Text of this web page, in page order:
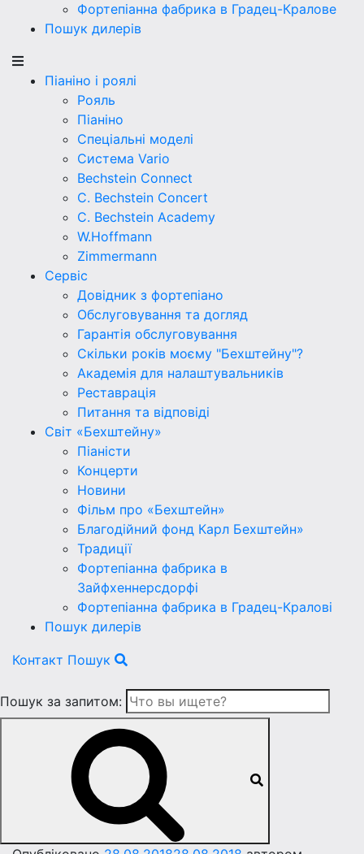
Фортепіанна фабрика в Градец-Кралове
Пошук дилерів
Піаніно і роялі
Рояль
Піаніно
Спеціальні моделі
Система Vario
Bechstein Connect
C. Bechstein Concert
C. Bechstein Academy
W.Hoffmann
Zimmermann
Сервіс
Довідник з фортепіано
Обслуговування та догляд
Гарантія обслуговування
Скільки років моєму "Бехштейну"?
Академія для налаштувальників
Реставрація
Питання та відповіді
Світ «Бехштейну»
Піаністи
Концерти
Новини
Фільм про «Бехштейн»
Благодійний фонд Карл Бехштейн»
Традиції
Фортепіанна фабрика в
Зайфхеннерсдорфi
Фортепіанна фабрика в Градец-Краловi
Пошук дилерів
Контакт Пошук
Пошук за запитом: